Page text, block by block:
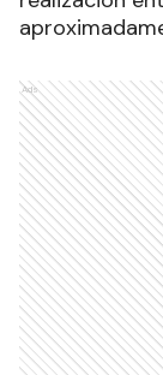
Ads